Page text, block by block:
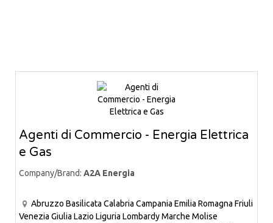
Agenti di Commercio - Energia Elettrica
e Gas
Company/Brand: A2A Energia
Abruzzo Basilicata Calabria Campania Emilia Romagna Friuli
Venezia Giulia Lazio Liguria LombardyMarche Molise